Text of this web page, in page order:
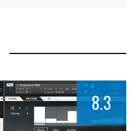
8.3